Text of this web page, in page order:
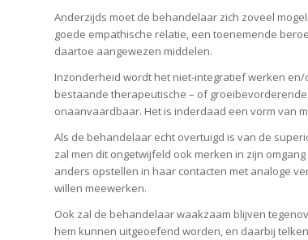
Anderzijds moet de behandelaar zich zoveel
goede empathische relatie, een toenemende
daartoe aangewezen middelen.
Inzonderheid wordt het niet-integratief werken
bestaande therapeutische – of
onaanvaardbaar. Het is inderdaad een vorm van
Als de behandelaar echt overtuigd is van de
zal men dit ongetwijfeld ook merken in zijn
anders opstellen in haar contacten met analoge
willen meewerken.
Ook zal de behandelaar waakzaam blijven
hem kunnen uitgeoefend worden, en daarbij